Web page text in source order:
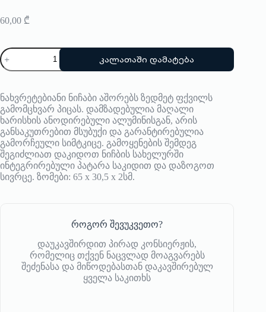
60,00 ₾
რაოდენობა:
გაზის
ასანთი
კალათაში დამატება
ნახვრეტებიანი ნიჩაბი აშორებს ზედმეტ ფქვილს
გამომცხვარ პიცას. დამზადებულია მაღალი
ხარისხის ანოდირებული ალუმინისგან, არის
განსაკუთრებით მსუბუქი და გარანტირებულია
გამორჩეული სიმტკიცე. გამოყენების შემდეგ
შეგიძლიათ დაკიდოთ ნიჩბის სახელურში
ინტეგრირებული პატარა საკიდით და დაზოგოთ
სივრცე. ზომები: 65 x 30,5 x 2სმ.
როგორ შევუკვეთო?
დაუკავშირდით პირად კონსიერჟის,
რომელიც თქვენ ნაცვლად მოაგვარებს
შეძენასა და მიწოდებასთან დაკავშირებულ
ყველა საკითხს